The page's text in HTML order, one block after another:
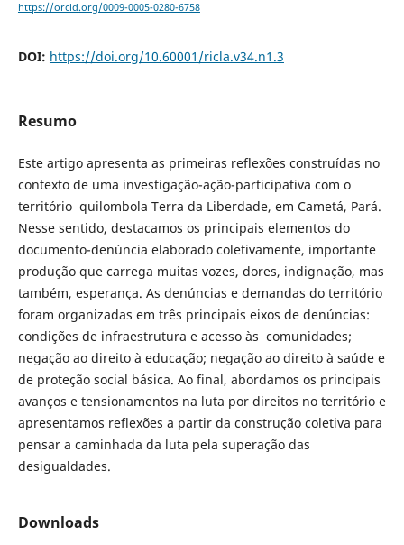
https://orcid.org/0009-0005-0280-6758
DOI: https://doi.org/10.60001/ricla.v34.n1.3
Resumo
Este artigo apresenta as primeiras reflexões construídas no
contexto de uma investigação-ação-participativa com o
território quilombola Terra da Liberdade, em Cametá, Pará.
Nesse sentido, destacamos os principais elementos do
documento-denúncia elaborado coletivamente, importante
produção que carrega muitas vozes, dores, indignação, mas
também, esperança. As denúncias e demandas do território
foram organizadas em três principais eixos de denúncias:
condições de infraestrutura e acesso às comunidades;
negação ao direito à educação; negação ao direito à saúde e
de proteção social básica. Ao final, abordamos os principais
avanços e tensionamentos na luta por direitos no território e
apresentamos reflexões a partir da construção coletiva para
pensar a caminhada da luta pela superação das
desigualdades.
Downloads